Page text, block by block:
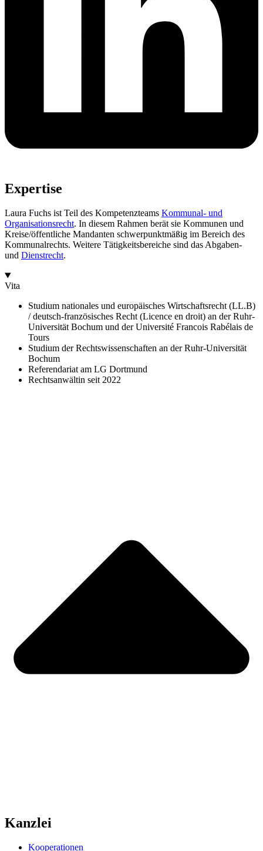
Expertise
Laura Fuchs ist Teil des Kompetenzteams Kommunal- und
Organisationsrecht. In diesem Rahmen berät sie Kommunen und
Kreise/öffentliche Mandanten schwerpunktmäßig im Bereich des
Kommunalrechts. Weitere Tätigkeitsbereiche sind das Abgaben-
und Dienstrecht.
Vita
Studium nationales und europäisches Wirtschaftsrecht (LL.B)
/ deutsch-französisches Recht (Licence en droit) an der Ruhr-
Universität Bochum und der Université Francois Rabélais de
Tours
Studium der Rechtswissenschaften an der Ruhr-Universität
Bochum
Referendariat am LG Dortmund
Rechtsanwältin seit 2022
Kanzlei
Kooperationen